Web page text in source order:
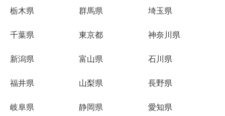
栃木県 群馬県 埼玉県
千葉県 東京都 神奈川県
新潟県 富山県 石川県
福井県 山梨県 長野県
岐阜県 静岡県 愛知県